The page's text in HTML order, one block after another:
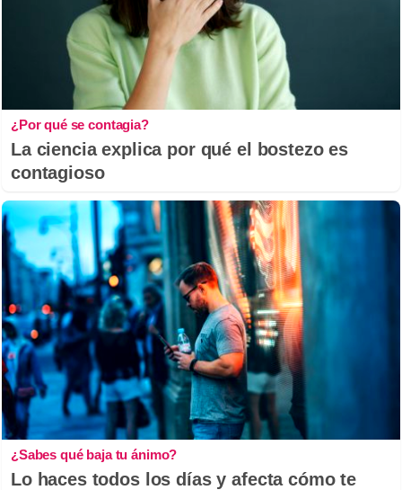
¿Por qué se contagia?
La ciencia explica por qué el bostezo es
contagioso
¿Sabes qué baja tu ánimo?
Lo haces todos los días y afecta cómo te